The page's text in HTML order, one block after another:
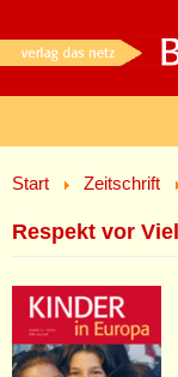
Start Zeitschrift
Respekt vor